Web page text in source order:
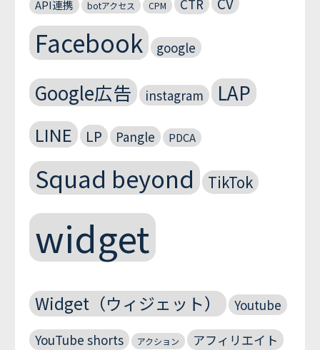
API連携 botアクセス CPM CTR
Facebook google
Google広告 instagram LAP
LINE LP Pangle PDCA
Squad beyond TikTok
widget
Widget（ウィジェット）
Youtube
YouTube shorts
アクション アフィリエイト